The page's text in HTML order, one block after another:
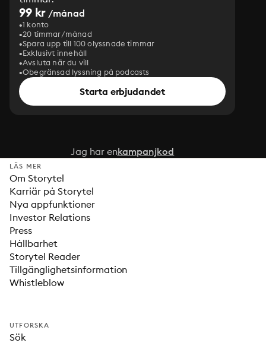
99 kr /månad
1 konto
20 timmar/månad
Spara upp till 100 olyssnade timmar
Exklusivt innehåll
Avsluta när du vill
Obegränsad lyssning på podcasts
Starta erbjudandet
Jag har enkampanjkod
LÄS MER
Om Storytel
Karriär på Storytel
Nya appfunktioner
Investor Relations
Press
Hållbarhet
Storytel Reader
Tillgänglighetsinformation
Whistleblow
UTFORSKA
Sök